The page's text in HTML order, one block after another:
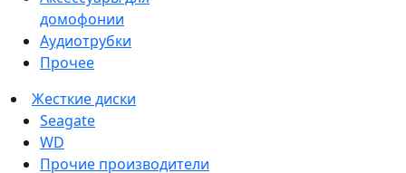
домофонии
Аудиотрубки
Прочее
Жесткие диски
Seagate
WD
Прочие производители